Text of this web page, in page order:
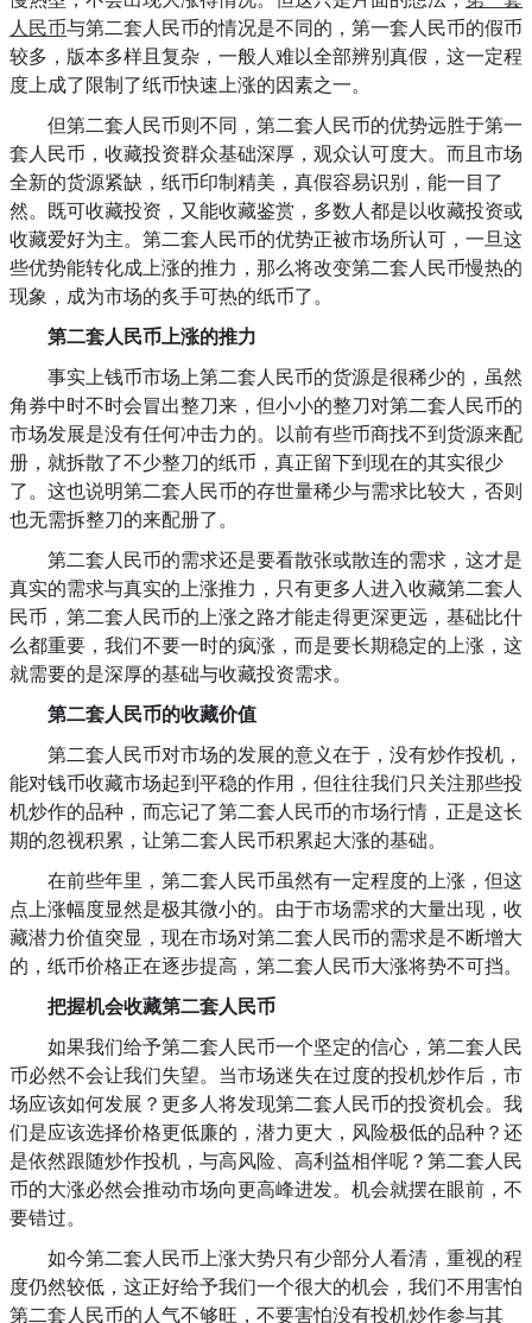
人民币与第二套人民币的情况是不同的，第一套人民币的假币
较多，版本多样且复杂，一般人难以全部辨别真假，这一定程
度上成了限制了纸币快速上涨的因素之一。
但第二套人民币则不同，第二套人民币的优势远胜于第一
套人民币，收藏投资群众基础深厚，观众认可度大。而且市场
全新的货源紧缺，纸币印制精美，真假容易识别，能一目了
然。既可收藏投资，又能收藏鉴赏，多数人都是以收藏投资或
收藏爱好为主。第二套人民币的优势正被市场所认可，一旦这
些优势能转化成上涨的推力，那么将改变第二套人民币慢热的
现象，成为市场的炙手可热的纸币了。
第二套人民币上涨的推力
事实上钱币市场上第二套人民币的货源是很稀少的，虽然
角券中时不时会冒出整刀来，但小小的整刀对第二套人民币的
市场发展是没有任何冲击力的。以前有些币商找不到货源来配
册，就拆散了不少整刀的纸币，真正留下到现在的其实很少
了。这也说明第二套人民币的存世量稀少与需求比较大，否则
也无需拆整刀的来配册了。
第二套人民币的需求还是要看散张或散连的需求，这才是
真实的需求与真实的上涨推力，只有更多人进入收藏第二套人
民币，第二套人民币的上涨之路才能走得更深更远，基础比什
么都重要，我们不要一时的疯涨，而是要长期稳定的上涨，这
就需要的是深厚的基础与收藏投资需求。
第二套人民币的收藏价值
第二套人民币对市场的发展的意义在于，没有炒作投机，
能对钱币收藏市场起到平稳的作用，但往往我们只关注那些投
机炒作的品种，而忘记了第二套人民币的市场行情，正是这长
期的忽视积累，让第二套人民币积累起大涨的基础。
在前些年里，第二套人民币虽然有一定程度的上涨，但这
点上涨幅度显然是极其微小的。由于市场需求的大量出现，收
藏潜力价值突显，现在市场对第二套人民币的需求是不断增大
的，纸币价格正在逐步提高，第二套人民币大涨将势不可挡。
把握机会收藏第二套人民币
如果我们给予第二套人民币一个坚定的信心，第二套人民
币必然不会让我们失望。当市场迷失在过度的投机炒作后，市
场应该如何发展？更多人将发现第二套人民币的投资机会。我
们是应该选择价格更低廉的，潜力更大，风险极低的品种？还
是依然跟随炒作投机，与高风险、高利益相伴呢？第二套人民
币的大涨必然会推动市场向更高峰进发。机会就摆在眼前，不
要错过。
如今第二套人民币上涨大势只有少部分人看清，重视的程
度仍然较低，这正好给予我们一个很大的机会，我们不用害怕
第二套人民币的人气不够旺，不要害怕没有投机炒作参与其